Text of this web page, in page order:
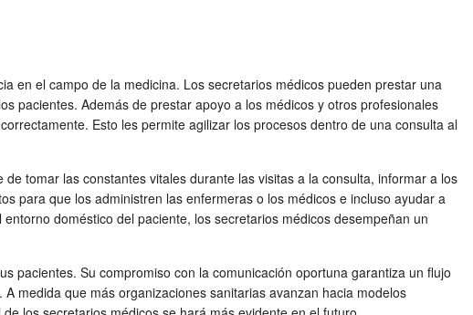
en el campo de la medicina. Los secretarios médicos pueden prestar una
pacientes. Además de prestar apoyo a los médicos y otros profesionales
Esto les permite agilizar los procesos dentro de una consulta al
tomar las constantes vitales durante las visitas a la consulta, informar a los
para que los administren las enfermeras o los médicos e incluso ayudar a
doméstico del paciente, los secretarios médicos desempeñan un
pacientes. Su compromiso con la comunicación oportuna garantiza un flujo
medida que más organizaciones sanitarias avanzan hacia modelos